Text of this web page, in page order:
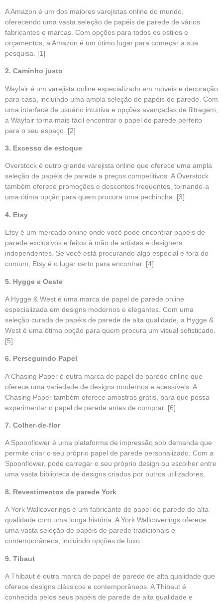
A Amazon é um dos maiores varejistas online do mundo,
oferecendo uma vasta seleção de papéis de parede de vários
fabricantes e marcas. Com opções para todos os estilos e
orçamentos, a Amazon é um ótimo lugar para começar a sua
pesquisa. [1]
2. Caminho justo
Wayfair é um varejista online especializado em móveis e decoração
para casa, incluindo uma ampla seleção de papéis de parede. Com
uma interface de usuário intuitiva e opções avançadas de filtragem,
a Wayfair torna mais fácil encontrar o papel de parede perfeito
para o seu espaço. [2]
3. Excesso de estoque
Overstock é outro grande varejista online que oferece uma ampla
seleção de papéis de parede a preços competitivos. A Overstock
também oferece promoções e descontos frequentes, tornando-a
uma ótima opção para quem procura uma pechincha. [3]
4. Etsy
Etsy é um mercado online onde você pode encontrar papéis de
parede exclusivos e feitos à mão de artistas e designers
independentes. Se você está procurando algo especial e fora do
comum, Etsy é o lugar certo para encontrar. [4]
5. Hygge e Oeste
A Hygge & West é uma marca de papel de parede online
especializada em designs modernos e elegantes. Com uma
seleção curada de papéis de parede de alta qualidade, a Hygge &
West é uma ótima opção para quem procura um visual sofisticado.
[5]
6. Perseguindo Papel
A Chasing Paper é outra marca de papel de parede online que
oferece uma variedade de designs modernos e acessíveis. A
Chasing Paper também oferece amostras grátis, para que possa
experimentar o papel de parede antes de comprar. [6]
7. Colher-de-flor
A Spoonflower é uma plataforma de impressão sob demanda que
permite criar o seu próprio papel de parede personalizado. Com a
Spoonflower, pode carregar o seu próprio design ou escolher entre
uma vasta biblioteca de designs criados por outros utilizadores.
8. Revestimentos de parede York
A York Wallcoverings é um fabricante de papel de parede de alta
qualidade com uma longa história. A York Wallcoverings oferece
uma vasta seleção de papéis de parede tradicionais e
contemporâneos, incluindo opções de luxo.
9. Tibaut
A Thibaut é outra marca de papel de parede de alta qualidade que
oferece designs clássicos e contemporâneos. A Thibaut é
conhecida pelos seus papéis de parede de alta qualidade e